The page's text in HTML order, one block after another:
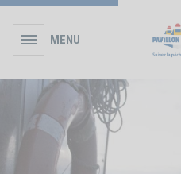
MENU